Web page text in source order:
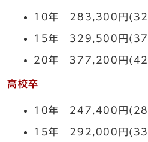
10年 283,300円(32
15年 329,500円(37
20年 377,200円(42
高校卒
10年 247,400円(28
15年 292,000円(33